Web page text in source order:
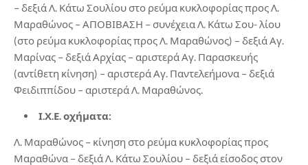
– δεξιά Λ. Κάτω Σουλίου στο ρεύμα κυκλοφορίας προς Λ.
Μαραθώνος – ΑΠΟΒΙΒΑΣΗ – συνέχεια Λ. Κάτω Σου- λίου
(στο ρεύμα κυκλοφορίας προς Λ. Μαραθώνος) – δεξιά Αγ.
Μαρίνας – δεξιά Αρχίας – αριστερά Αγ. Παρασκευής
(αντίθετη κίνηση) – αριστερά Αγ. Παντελεήμονα – δεξιά
Φειδιππίδου – αριστερά Λ. Μαραθώνος.
Ι.Χ.Ε. οχήματα:
Λ. Μαραθώνος – κίνηση στο ρεύμα κυκλοφορίας προς
Μαραθώνα – δεξιά Λ. Κάτω Σουλίου – δεξιά είσοδος στον